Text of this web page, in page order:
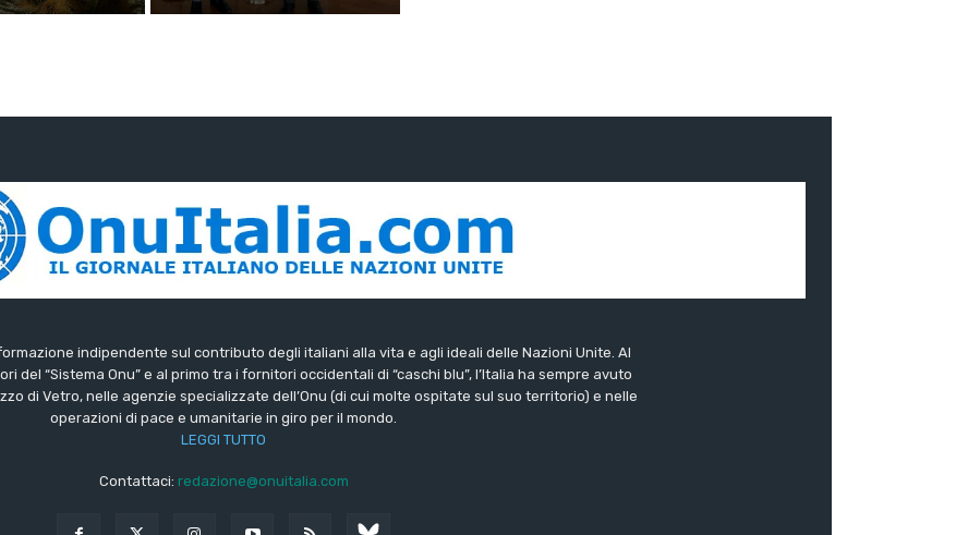
indipendente sul contributo degli italiani alla vita e agli ideali delle Nazioni Unite. Al
del “Sistema Onu” e al primo tra i fornitori occidentali di “caschi blu”, l’Italia ha sempre avuto
di Vetro, nelle agenzie specializzate dell’Onu (di cui molte ospitate sul suo territorio) e nelle
operazioni di pace e umanitarie in giro per il mondo.
LEGGI TUTTO
Contattaci: redazione@onuitalia.com